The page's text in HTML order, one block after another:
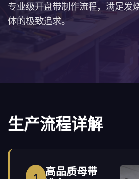
专业级开盘带制作流程，满足发
体的极致追求。
生产流程详解
高品质母带